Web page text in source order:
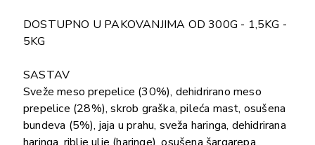
DOSTUPNO U PAKOVANJIMA OD 300G - 1,5KG -
5KG
SASTAV
Sveže meso prepelice (30%), dehidrirano meso
prepelice (28%), skrob graška, pileća mast, osušena
bundeva (5%), jaja u prahu, sveža haringa, dehidrirana